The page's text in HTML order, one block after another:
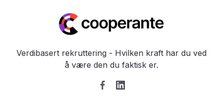
Verdibasert rekruttering - Hvilken kraft har du ved
å være den du faktisk er.